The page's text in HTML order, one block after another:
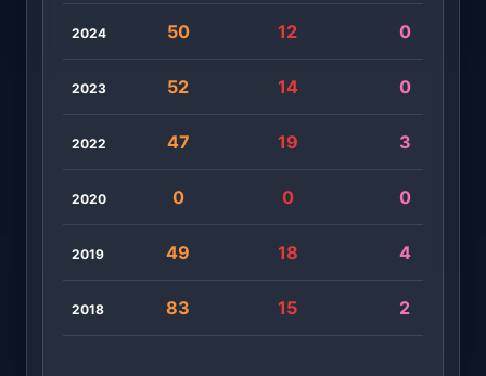
2024 50 12 0
2023 52 14 0
2022 47 19 3
2020 0 0 0
2019 49 18 4
2018 83 15 2